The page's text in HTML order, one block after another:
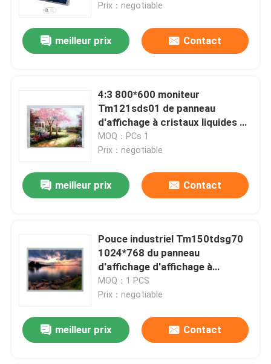
Prix：negotiable
meilleur prix Contact
4:3 800*600 moniteur
Tm121sds01 de panneau
d'affichage à cristaux liquides de
12,1 pouces
MOQ：PCs 1
Prix：negotiable
meilleur prix Contact
Pouce industriel Tm150tdsg70
1024*768 du panneau
d'affichage d'affichage à
cristaux liquides de Tianma Lvds
15
MOQ：1 PCS
Prix：negotiable
meilleur prix Contact